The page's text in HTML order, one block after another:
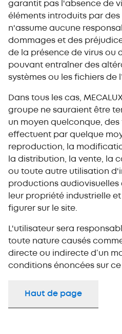
garantit pas l'absence de
éléments introduits par
n'assume aucune
dommages et des
de la présence de virus ou
pouvant entraîner des
systèmes ou les fichiers de
Dans tous les cas,
groupe ne sauraient être
un moyen quelconque,
effectuent par quelque
reproduction, la
la distribution, la vente, la
ou toute autre utilisation
productions audiovisuelles
leur propriété industrielle
figurer sur le site.
L'utilisateur sera
toute nature causés
directe ou indirecte d‘un
conditions énoncées sur ce
Haut de page